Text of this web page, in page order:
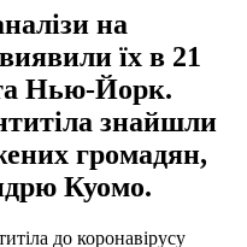
на
їх в 21
Нью-Йорк.
знайшли
громадян,
Куомо.
до коронавірусу